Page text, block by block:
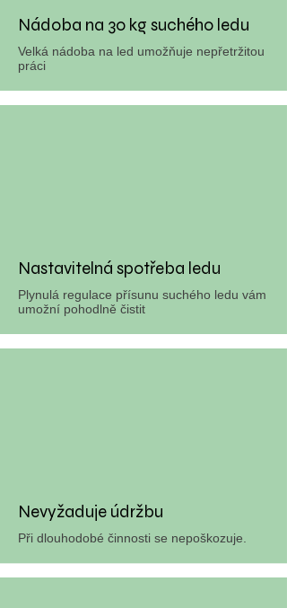
Nádoba na 30 kg suchého ledu
Velká nádoba na led umožňuje nepřetržitou
práci
Nastavitelná spotřeba ledu
Plynulá regulace přísunu suchého ledu vám
umožní pohodlně čistit
Nevyžaduje údržbu
Při dlouhodobé činnosti se nepoškozuje.